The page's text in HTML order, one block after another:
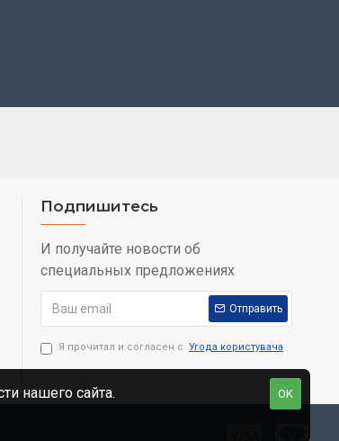
Подпишитесь
И получайте новости об
специальных предложениях
Отправить
Я прочитал и согласен с Угода користувача
OK
нашего сайта.